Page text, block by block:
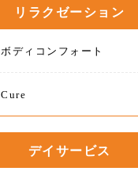
リラクゼーション
ボディコンフォート
Cure
デイサービス